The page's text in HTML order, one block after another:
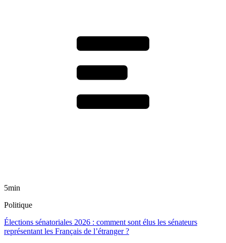
5min
Politique
Élections sénatoriales 2026 : comment sont élus les sénateurs
représentant les Français de l’étranger ?